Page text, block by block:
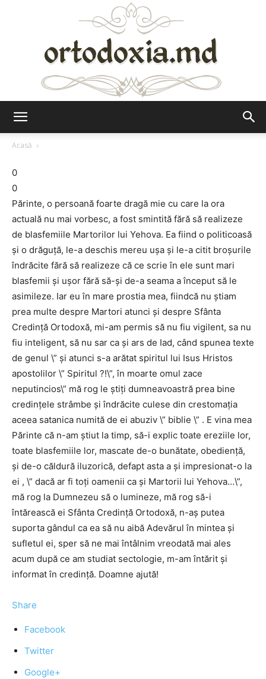
Acasă
0
0
Părinte, o persoană foarte dragă mie cu care la ora
actuală nu mai vorbesc, a fost smintită fără să realizeze
de blasfemiile Martorilor lui Yehova. Ea fiind o politicoasă
şi o drăguţă, le-a deschis mereu uşa şi le-a citit broşurile
îndrăcite fără să realizeze că ce scrie în ele sunt mari
blasfemii şi uşor fără să-şi de-a seama a început să le
asimileze. Iar eu în mare prostia mea, fiindcă nu ştiam
prea multe despre Martori atunci şi despre Sfânta
Credinţă Ortodoxă, mi-am permis să nu fiu vigilent, sa nu
fiu inteligent, să nu sar ca şi ars de Iad, când spunea texte
de genul \” şi atunci s-a arătat spiritul lui Isus Hristos
apostolilor \” Spiritul ?!\”, în moarte omul zace
neputincios\” mă rog le ştiţi dumneavoastră prea bine
credinţele strâmbe şi îndrăcite culese din crestomația
aceea satanica numită de ei abuziv \” biblie \” . E vina mea
Părinte că n-am ştiut la timp, să-i explic toate ereziile lor,
toate blasfemiile lor, mascate de-o bunătate, obedienţă,
şi de-o căldură iluzorică, defapt asta a şi impresionat-o la
ei , \” dacă ar fi toţi oamenii ca şi Martorii lui Yehova…\”,
mă rog la Dumnezeu să o lumineze, mă rog să-i
întărească ei Sfânta Credinţă Ortodoxă, n-aş putea
suporta gândul ca ea să nu aibă Adevărul în mintea şi
sufletul ei, sper să ne mai întâlnim vreodată mai ales
acum după ce am studiat sectologie, m-am întărit şi
informat în credinţă. Doamne ajută!
Share
Facebook
Twitter
Google+